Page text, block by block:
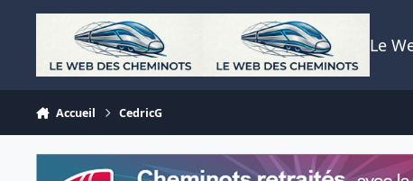
Aller au contenu
Le
Accueil CedricG